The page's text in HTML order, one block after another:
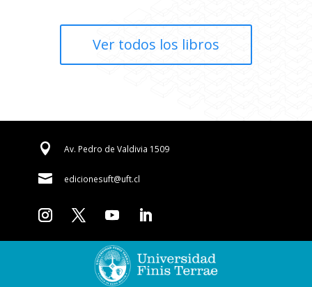
Ver todos los libros
 Av. Pedro de Valdivia 1509
 edicionesuft@uft.cl